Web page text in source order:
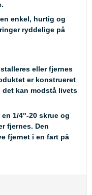
enkel, hurtig og
ryddelige på
eller fjernes
er konstrueret
kan modstå livets
1/4"-20 skrue og
fjernes. Den
fjernet i en fart på